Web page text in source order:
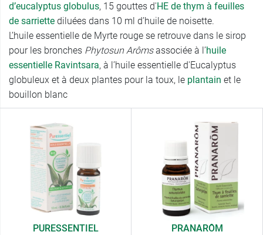
d’eucalyptus globulus, 15 gouttes d'HE de thym à feuilles
de sarriette diluées dans 10 ml d’huile de noisette.
L’huile essentielle de Myrte rouge se retrouve dans le sirop
pour les bronches Phytosun Arôms associée à l’huile
essentielle Ravintsara, à l’huile essentielle d'Eucalyptus
globuleux et à deux plantes pour la toux, le plantain et le
bouillon blanc
PURESSENTIEL
PRANARÔM